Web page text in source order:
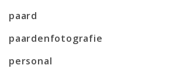
paard
paardenfotografie
personal